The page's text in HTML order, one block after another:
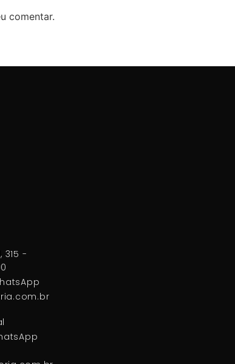
comentar.
315 -